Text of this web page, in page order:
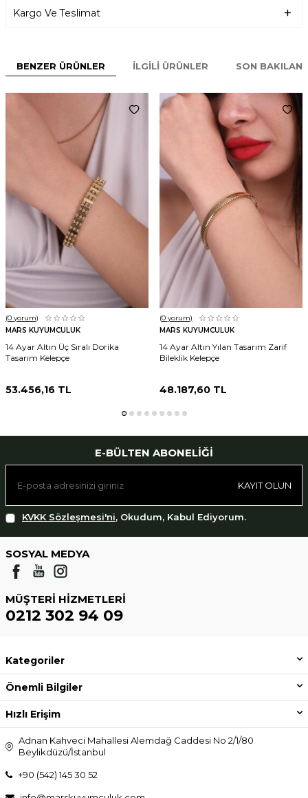
Kargo Ve Teslimat
BENZER ÜRÜNLER İLGILI ÜRÜNLER SON
(0 yorum)
MARS KUYUMCULUK
14 Ayar Altın Üç Sıralı Dorika
Tasarım Kelepçe
53.456,16 TL
(0 yorum)
MARS KUYUMCULUK
14 Ayar Altın Yılan Tasarım Zarif
Bileklik Kelepçe
48.187,60TL
E-BÜLTEN ABONELIĞI
KAYIT OLUN
KVKK Sözleşmesi'ni, Okudum, Kabul Ediyorum.
SOSYAL MEDYA
MÜŞTERI HIZMETLERI
0212 302 94 09
Kategoriler
Önemli Bilgiler
Hızlı Erişim
Adnan Kahveci Mahallesi Alemdağ Caddesi No 2/1/80
Beylikdüzü/İstanbul
+90 (542) 145 30 52